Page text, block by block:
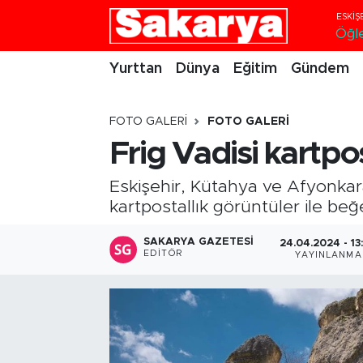
Yurttan Dünya Eğitim Gündem
FOTO GALERI FOTO GALERI
Frig Vadisi
Eskişehir, Kütahya ve
kartpostallık görüntüler ile
SAKARYA GAZETESI
EDITÖR
24.04.2024 -
YAYINLANMA
Kültür Sanat
Eskişehir Nöbetçi Eczaneler
Eskişehir Namaz Vakitleri
Eskişehir Trafik Yoğunluk Haritası
Tüm Manşetler
Son Dakika Haberleri
Haber Arşivi